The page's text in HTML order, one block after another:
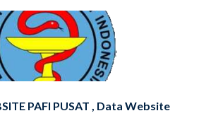
PAFI PUSAT , Data Website